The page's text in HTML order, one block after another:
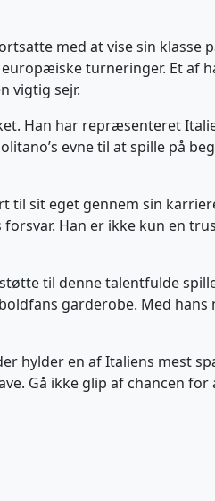
med at vise sin
turneringer. Et af
vigtig sejr.
Han har repræsenteret
evne til at spille på
sit eget gennem sin
Han er ikke kun en
til denne talentfulde
garderobe. Med
hylder en af Italiens mest
Gå ikke glip af chancen for